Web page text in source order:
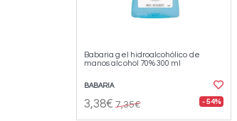
Babaria gel hidroalcohólico de
manos alcohol 70% 300 ml
BABARIA
3,38€ 7,35€ - 54%